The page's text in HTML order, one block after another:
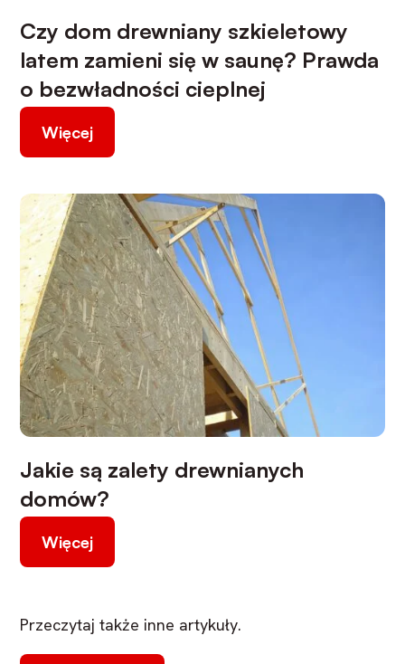
Czy dom drewniany szkieletowy
latem zamieni się w saunę? Prawda
o bezwładności cieplnej
Więcej
Jakie są zalety drewnianych
domów?
Więcej
Przeczytaj także inne artykuły.